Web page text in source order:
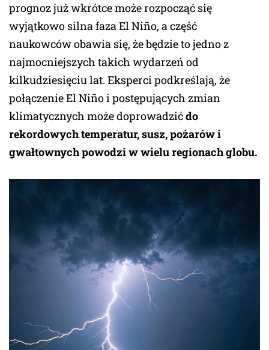
prognoz już wkrótce może rozpocząć się
wyjątkowo silna faza El Niño, a część
naukowców obawia się, że będzie to jedno z
najmocniejszych takich wydarzeń od
kilkudziesięciu lat. Eksperci podkreślają, że
połączenie El Niño i postępujących zmian
klimatycznych może doprowadzićdo
rekordowych temperatur, susz, pożarów i
gwałtownych powodzi w wielu regionach globu.